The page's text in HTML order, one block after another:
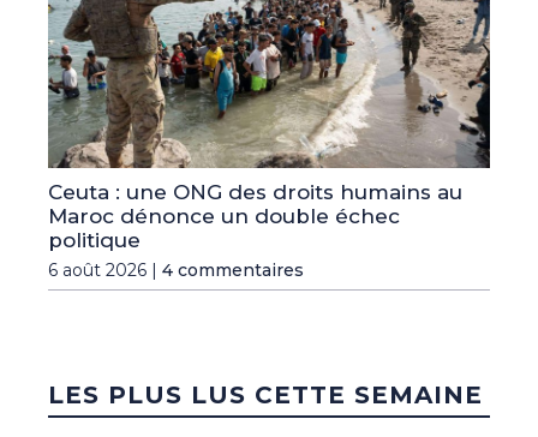
Ceuta : une ONG des droits humains au
Maroc dénonce un double échec
politique
6 août 2026 | 4 commentaires
LES PLUS LUS CETTE SEMAINE